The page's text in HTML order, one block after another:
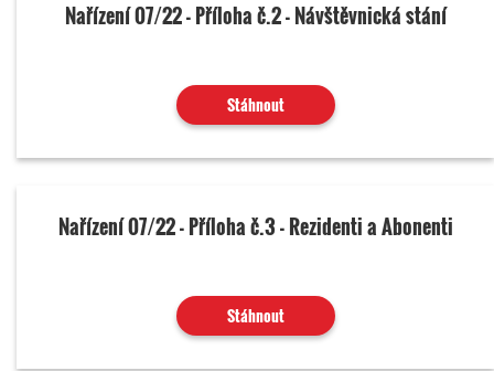
Nařízení 07/22 - Příloha č.2 - Návštěvnická stání
Stáhnout
Nařízení 07/22 - Příloha č.3 - Rezidenti a Abonenti
Stáhnout